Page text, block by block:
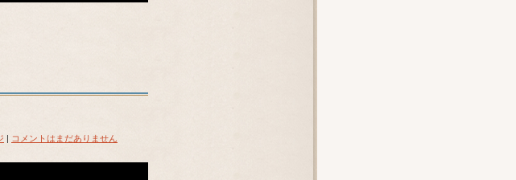
| コメントはまだありません